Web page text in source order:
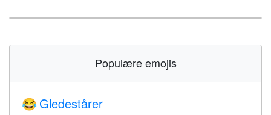
Populære emojis
😂 Gledestårer